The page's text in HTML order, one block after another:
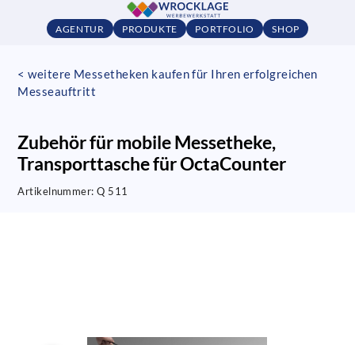
AGENTUR PRODUKTE PORTFOLIO SHOP
< weitere Messetheken kaufen für Ihren erfolgreichen
Messeauftritt
Zubehör für mobile Messetheke,
Transporttasche für OctaCounter
Artikelnummer:Q 511